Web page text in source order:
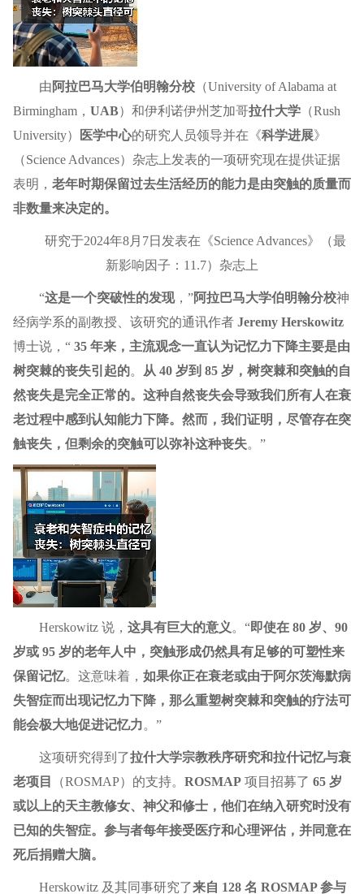
由阿拉巴马大学伯明翰分校（University of Alabama at
Birmingham， UAB）和伊利诺伊州芝加哥拉什大学（Rush
University）
医学中心的研究人员领导并在《科学进展》
（Science Advances）杂志上发表的一项研究现在提供证据
表明， 老年时期保留过去生活经历的能力是由突触的质量而
非数量来决定的。
研究于2024年8月7日发表在《Science Advances》（最
新影响因子：11.7）杂志上
“这是一个突破性的发现，”阿拉巴马大学伯明翰分校神
经病学系的副教授、该研究的通讯作者 Jeremy Herskowitz
博士说，“ 35 年来，主流观念一直认为记忆力下降主要是由
树突棘的丧失引起的。
从 40 岁到 85 岁，树突棘和突触的自
然丧失是完全正常的。这种自然丧失会导致我们所有人在衰
老过程中感到认知能力下降。然而，我们证明，尽管存在突
触丧失，但剩余的突触可以弥补这种丧失。”
Herskowitz 说， 这具有巨大的意义 。“即使在 80 岁、90
岁或 95 岁的老年人中，突触形成仍然具有足够的可塑性来
保留记忆。这意味着， 如果你正在衰老或由于阿尔茨海默病
失智症而出现记忆力下降，那么重塑树突棘和突触的疗法可
能会极大地促进记忆力。”
这项研究得到了拉什大学宗教秩序研究和拉什记忆与衰
老项目
（ROSMAP）的支持。 ROSMAP项目招募了 65 岁
或以上的天主教修女、神父和修士，他们在纳入研究时没有
已知的失智症。参与者每年接受医疗和心理评估，并同意在
死后捐赠大脑。
Herskowitz 及其同事研究了来自 128 名 ROSMAP 参与